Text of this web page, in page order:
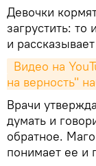
Девочки
загрустить:
и
на верность"
Врачи
думать и
обратное.
понимает ее и